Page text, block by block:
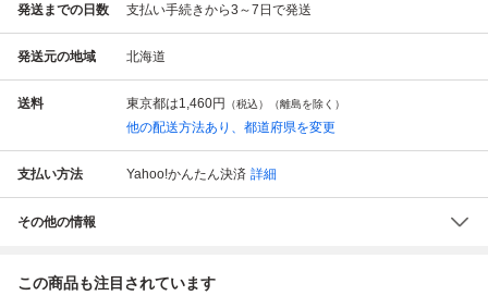
発送までの日数 支払い手続きから3～7日で発送
発送元の地域 北海道
送料 東京都は1,460円 （税込）（離島を除く）
他の配送方法あり、都道府県を変更
支払い方法 Yahoo!かんたん決済 詳細
その他の情報
この商品も注目されています